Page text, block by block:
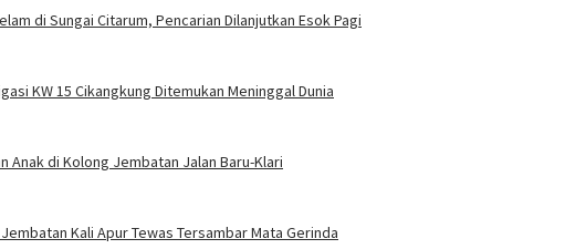
di Sungai Citarum, Pencarian Dilanjutkan Esok Pagi
KW 15 Cikangkung Ditemukan Meninggal Dunia
Anak di Kolong Jembatan Jalan Baru-Klari
Kali Apur Tewas Tersambar Mata Gerinda